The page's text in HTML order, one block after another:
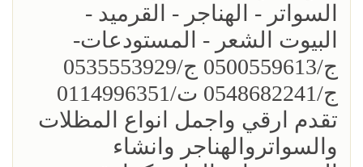
السواتر - الهناجر - القرميد -
البيوت الشعر - المستودعات-
ج/0500559613 ج/0535553929
ج/0548682241 ت/0114996351
تقدم ارقي واجمل انواع المظلات
والسواتروالهناجر وانشاء